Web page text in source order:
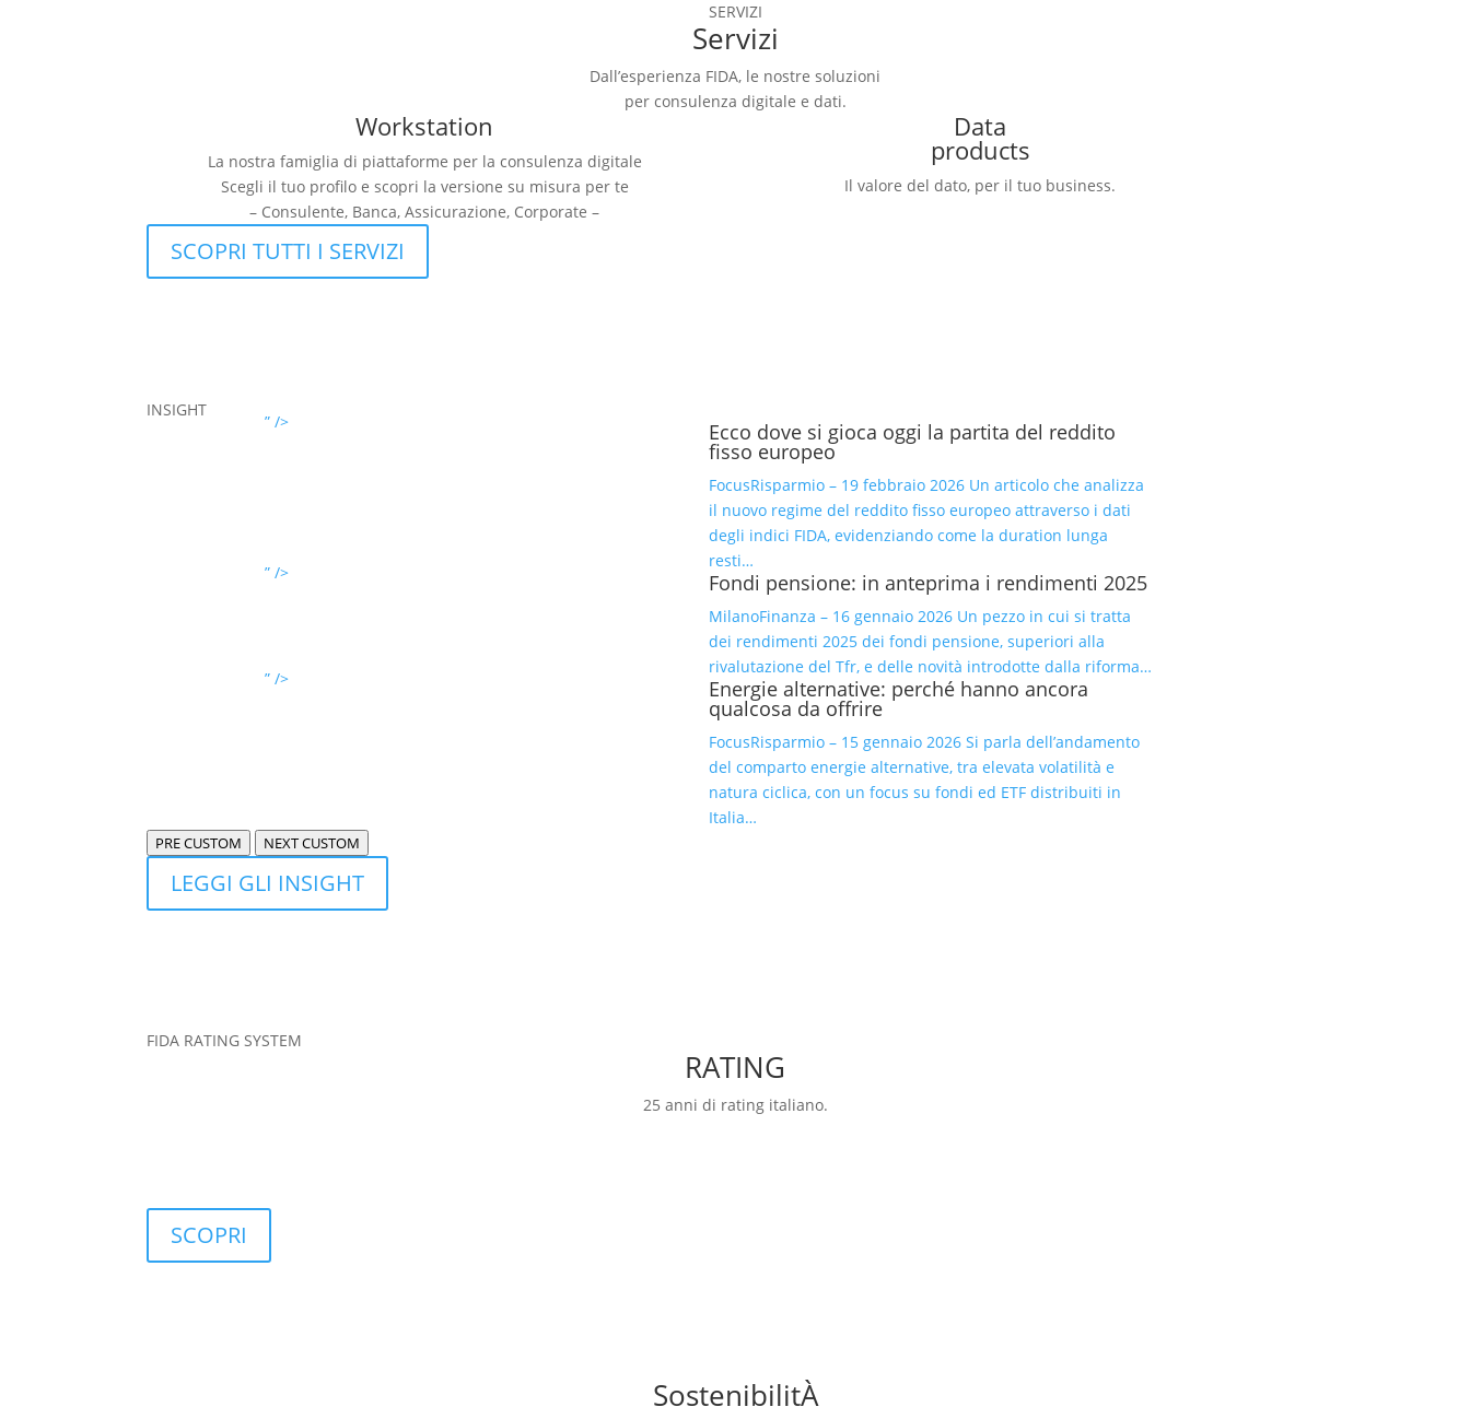
SERVIZI
Servizi
Dall’esperienza FIDA, le nostre soluzioni
per consulenza digitale e dati.
Workstation
La nostra famiglia di piattaforme per la consulenza digitale
Scegli il tuo profilo e scopri la versione su misura per te
– Consulente, Banca, Assicurazione, Corporate –
Data
products
Il valore del dato, per il tuo business.
SCOPRI TUTTI I SERVIZI
INSIGHT
” /> Ecco dove si gioca oggi la partita del reddito
fisso europeo
FocusRisparmio – 19 febbraio 2026 Un articolo che analizza
il nuovo regime del reddito fisso europeo attraverso i dati
degli indici FIDA, evidenziando come la duration lunga
resti…
” /> Fondi pensione: in anteprima i rendimenti 2025
MilanoFinanza – 16 gennaio 2026 Un pezzo in cui si tratta
dei rendimenti 2025 dei fondi pensione, superiori alla
rivalutazione del Tfr, e delle novità introdotte dalla riforma…
” /> Energie alternative: perché hanno ancora
qualcosa da offrire
FocusRisparmio – 15 gennaio 2026 Si parla dell’andamento
del comparto energie alternative, tra elevata volatilità e
natura ciclica, con un focus su fondi ed ETF distribuiti in
Italia…
PRE CUSTOM NEXT CUSTOM
LEGGI GLI INSIGHT
FIDA RATING SYSTEM
RATING
25 anni di rating italiano.
SCOPRI
SostenibilitÀ